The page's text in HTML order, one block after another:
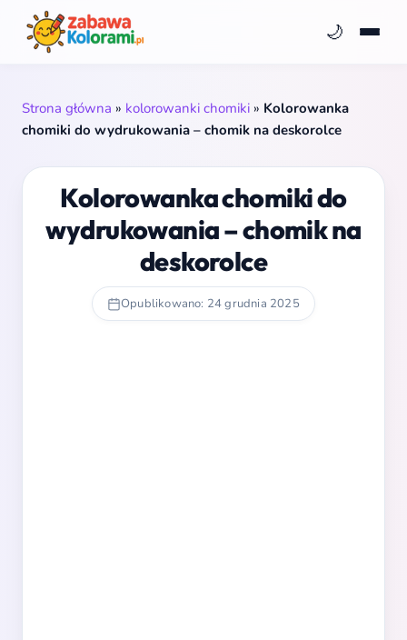
🌙
Strona główna » kolorowanki chomiki » Kolorowanka
chomiki do wydrukowania – chomik na deskorolce
Kolorowanka chomiki do
wydrukowania – chomik na
deskorolce
Opublikowano: 24 grudnia 2025